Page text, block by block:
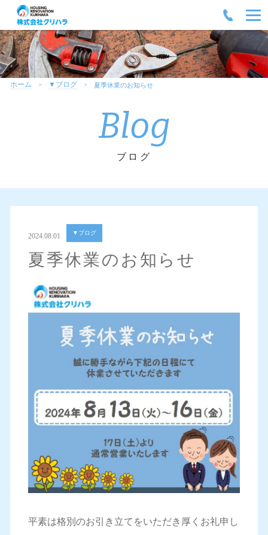
ホーム ▼ブログ 夏季休業のお知らせ
Blog
ブログ
2024.08.01 ▼ブログ
夏季休業のお知らせ
平素は格別のお引き立てをいただき厚くお礼申し